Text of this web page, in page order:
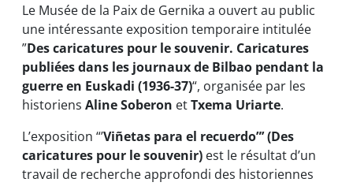
Le Musée de la Paix de Gernika a ouvert au public
une intéressante exposition temporaire intitulée
”Des caricatures pour le souvenir. Caricatures
publiées dans les journaux de Bilbao pendant la
guerre en Euskadi (1936-37)“, organisée par les
historiens Aline Soberon etTxema Uriarte.
L’exposition “’Viñetas para el recuerdo”’ (Des
caricatures pour le souvenir) est le résultat d’un
travail de recherche approfondi des historiennes